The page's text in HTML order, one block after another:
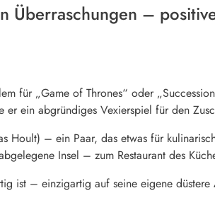
Überraschungen –
für „Game of Thrones“ oder
er ein abgründiges Vexierspiel für den
Hoult) – ein Paar, das etwas für
Insel – zum Restaurant des
ist – einzigartig auf seine eigene